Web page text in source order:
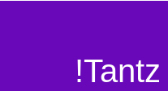
פלייבק לשיר: Tantz!